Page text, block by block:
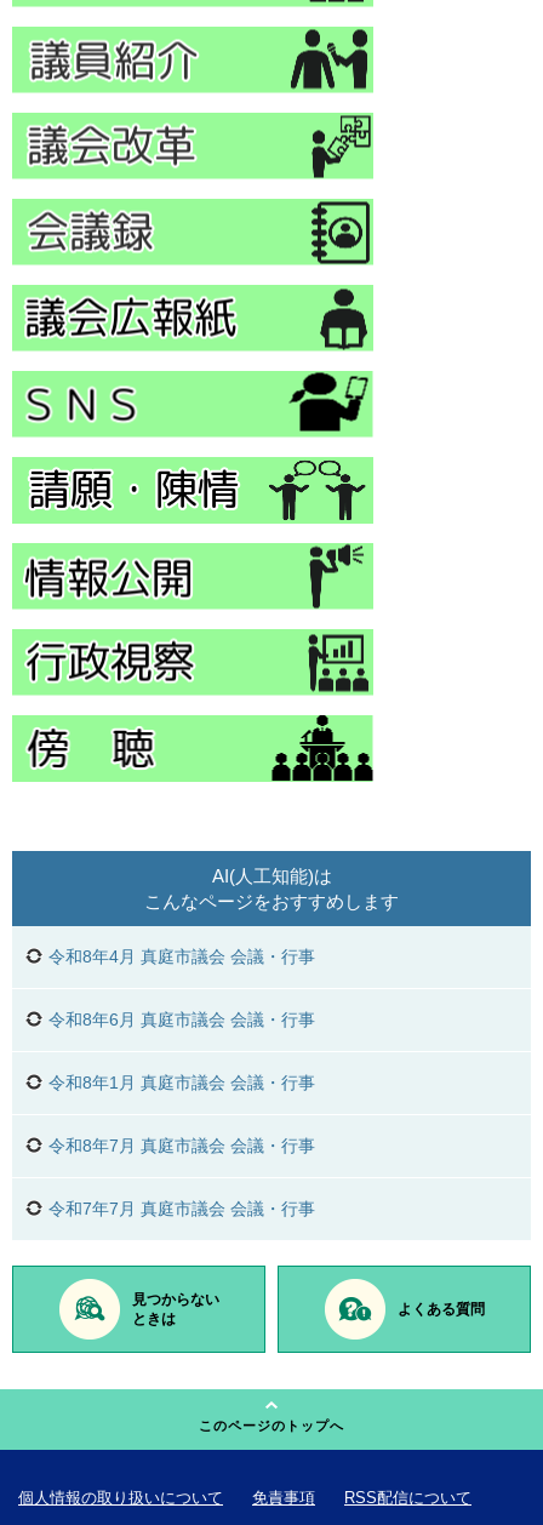
AI(人工知能)は
こんなページをおすすめします
令和8年4月 真庭市議会 会議・行事
令和8年6月 真庭市議会 会議・行事
令和8年1月 真庭市議会 会議・行事
令和8年7月 真庭市議会 会議・行事
令和7年7月 真庭市議会 会議・行事
見つからない
ときは
よくある質問
このページのトップへ
個人情報の取り扱いについて 免責事項
RSS配信について